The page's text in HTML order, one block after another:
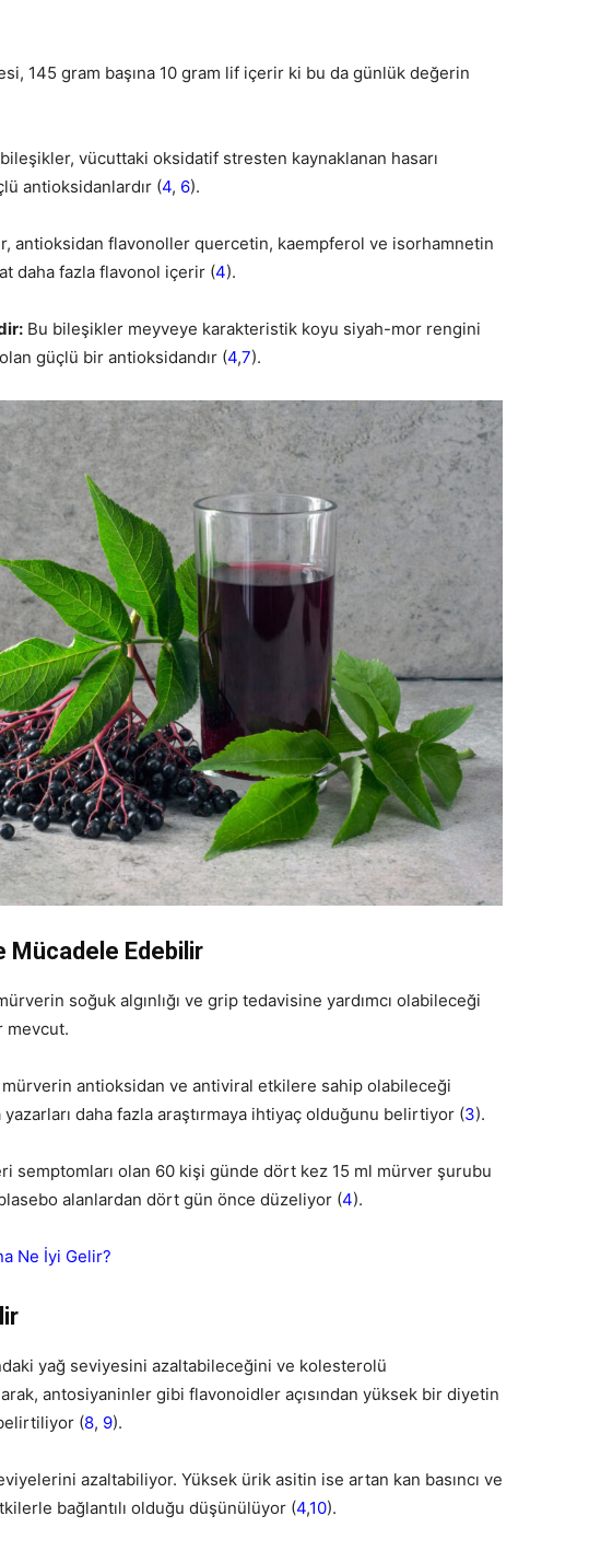
145 gram başına 10 gram lif içerir ki bu da günlük değerin
vücuttaki oksidatif stresten kaynaklanan hasarı
antioksidanlardır (4, 6).
antioksidan flavonoller quercetin, kaempferol ve isorhamnetin
daha fazla flavonol içerir (4).
Bu bileşikler meyveye karakteristik koyu siyah-mor rengini
güçlü bir antioksidandır (4,7).
Mücadele Edebilir
soğuk algınlığı ve grip tedavisine yardımcı olabileceği
mevcut.
mürverin antioksidan ve antiviral etkilere sahip olabileceği
yazarları daha fazla araştırmaya ihtiyaç olduğunu belirtiyor (3).
semptomları olan 60 kişi günde dört kez 15 ml mürver şurubu
plasebo alanlardan dört gün önce düzeliyor (4).
Ne İyi Gelir?
yağ seviyesini azaltabileceğini ve kolesterolü
antosiyaninler gibi flavonoidler açısından yüksek bir diyetin
(8, 9).
azaltabiliyor. Yüksek ürik asitin ise artan kan basıncı ve
bağlantılı olduğu düşünülüyor (4,10).